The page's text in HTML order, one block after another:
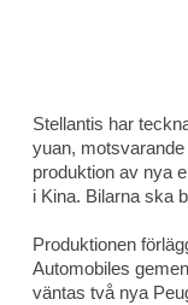
Stellantis har
yuan,
produktion av nya
i Kina. Bilarna ska
Produktionen
Automobiles
väntas två nya